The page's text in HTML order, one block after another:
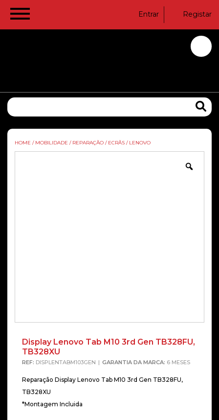
Entrar Registar
HOME / MOBILIDADE / REPARAÇÃO / ECRÃS / LENOVO
Display Lenovo Tab M10 3rd Gen TB328FU,
TB328XU
REF: DISPLENTABM103GEN GARANTIA DA MARCA: 6 MESES
Reparação Display Lenovo Tab M10 3rd Gen TB328FU,
TB328XU
*Montagem Incluida